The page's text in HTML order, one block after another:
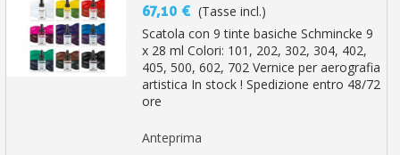
67,10 € (Tasse incl.)
Scatola con 9 tinte basiche Schmincke 9
x 28 ml Colori: 101, 202, 302, 304, 402,
405, 500, 602, 702 Vernice per aerografia
artistica In stock ! Spedizione entro 48/72
ore
Anteprima